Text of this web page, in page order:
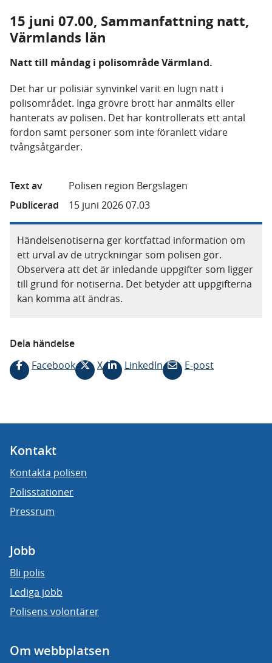
15 juni 07.00, Sammanfattning natt,
Värmlands län
Natt till måndag i polisområde Värmland.
Det har ur polisiär synvinkel varit en lugn natt i
polisområdet. Inga grövre brott har anmälts eller
hanterats av polisen. Det har kontrollerats ett antal
fordon samt personer som inte föranlett vidare
tvångsåtgärder.
Text av
Polisen region Bergslagen
Publicerad
15 juni 2026 07.03
Händelsenotiserna ger kortfattad information om
ett urval av de utryckningar som polisen gör.
Observera att det är inledande uppgifter som ligger
till grund för notiserna. Det betyder att uppgifterna
kan komma att ändras.
Dela händelse
Facebook
X LinkedIn E-post
Kontakt
Kontakta polisen
Polisstationer
Pressrum
Jobb
Bli polis
Lediga jobb
Polisens volontärer
Om webbplatsen